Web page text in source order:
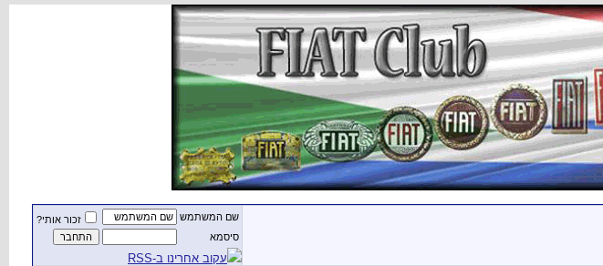
שם המשתמש
זכור אותי?
סיסמא
עקוב אחרינו ב-RSS